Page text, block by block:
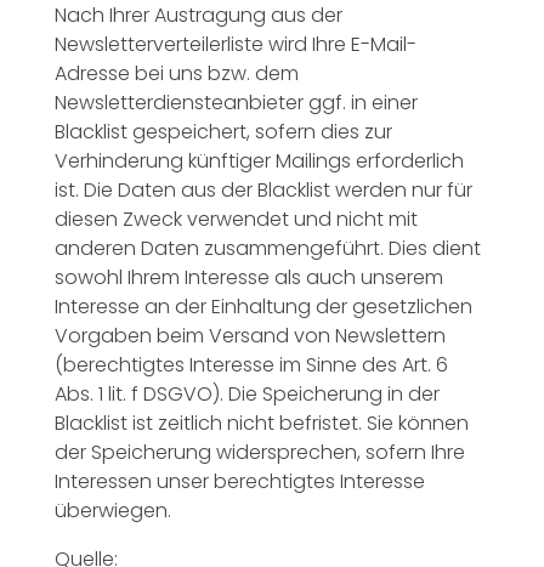
Nach Ihrer Austragung aus der
Newsletterverteilerliste wird Ihre E-Mail-
Adresse bei uns bzw. dem
Newsletterdiensteanbieter ggf. in einer
Blacklist gespeichert, sofern dies zur
Verhinderung künftiger Mailings erforderlich
ist. Die Daten aus der Blacklist werden nur für
diesen Zweck verwendet und nicht mit
anderen Daten zusammengeführt. Dies dient
sowohl Ihrem Interesse als auch unserem
Interesse an der Einhaltung der gesetzlichen
Vorgaben beim Versand von Newslettern
(berechtigtes Interesse im Sinne des Art. 6
Abs. 1 lit. f DSGVO). Die Speicherung in der
Blacklist ist zeitlich nicht befristet. Sie können
der Speicherung widersprechen, sofern Ihre
Interessen unser berechtigtes Interesse
überwiegen.
Quelle: